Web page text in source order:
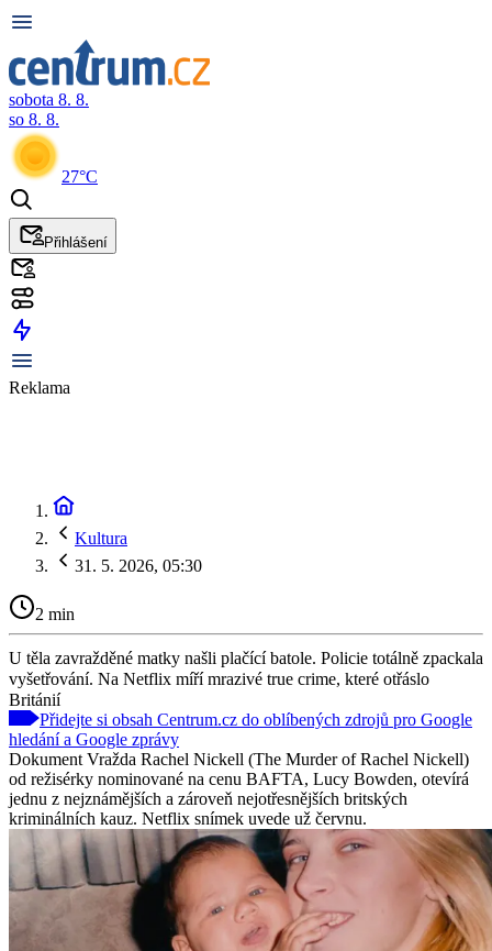
sobota 8. 8.
so 8. 8.
27°C
Přihlášení
Reklama
Kultura
31. 5. 2026, 05:30
2 min
​U těla zavražděné matky našli plačící batole. Policie totálně zpackala
vyšetřování. Na Netflix míří mrazivé true crime, které otřáslo
Británií
Přidejte si obsah Centrum.cz do oblíbených zdrojů pro Google
hledání a Google zprávy
Dokument Vražda Rachel Nickell (The Murder of Rachel Nickell)
od režisérky nominované na cenu BAFTA, Lucy Bowden, otevírá
jednu z nejznámějších a zároveň nejotřesnějších britských
kriminálních kauz. Netflix snímek uvede už červnu.